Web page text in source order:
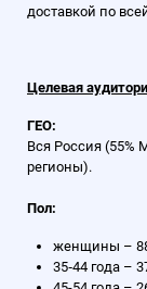
доставкой по
Целевая
ГЕО:
Вся Россия (55%
регионы).
Пол:
женщины –
35‑44 года –